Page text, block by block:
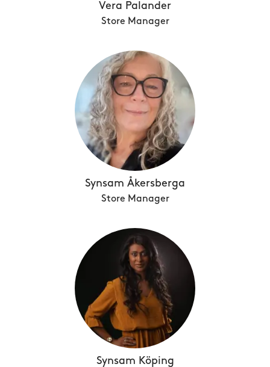
Vera Palander
Store Manager
Synsam Åkersberga
Store Manager
Synsam Köping